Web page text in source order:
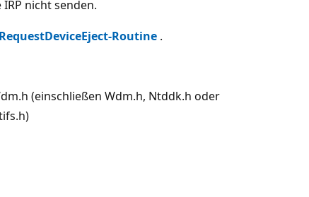
nicht senden.
Routine .
(einschließen Wdm.h, Ntddk.h oder